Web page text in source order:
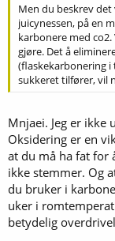
Men du beskrev det
juicynessen, på en
karbonere med
gjøre. Det å
(flaskekarbonering i
sukkeret tilfører, vil
Mnjaei. Jeg er ikke
Oksidering er en
at du må ha fat for
ikke stemmer. Og
du bruker i
uker i
betydelig